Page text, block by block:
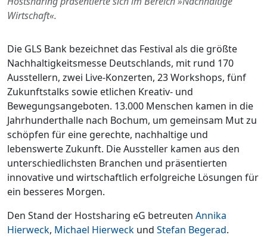
Wirtschaft«.
Die GLS Bank bezeichnet das Festival als die größte
Nachhaltigkeitsmesse Deutschlands, mit rund 170
Ausstellern, zwei Live-Konzerten, 23 Workshops, fünf
Zukunftstalks sowie etlichen Kreativ- und
Bewegungsangeboten. 13.000 Menschen kamen in die
Jahrhunderthalle nach Bochum, um gemeinsam Mut zu
schöpfen für eine gerechte, nachhaltige und
lebenswerte Zukunft. Die Aussteller kamen aus den
unterschiedlichsten Branchen und präsentierten
innovative und wirtschaftlich erfolgreiche Lösungen für
ein besseres Morgen.
Den Stand der Hostsharing eG betreuten Annika
Hierweck, Michael Hierweck und Stefan Begerad.